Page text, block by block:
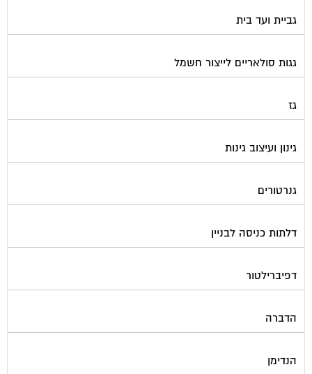
גביית ועד בית
גגות סולאריים לייצור חשמל
גז
גינון ועיצוב גינות
גנרטורים
דלתות כניסה לבניין
דפיברילטור
הדברה
הנדימן